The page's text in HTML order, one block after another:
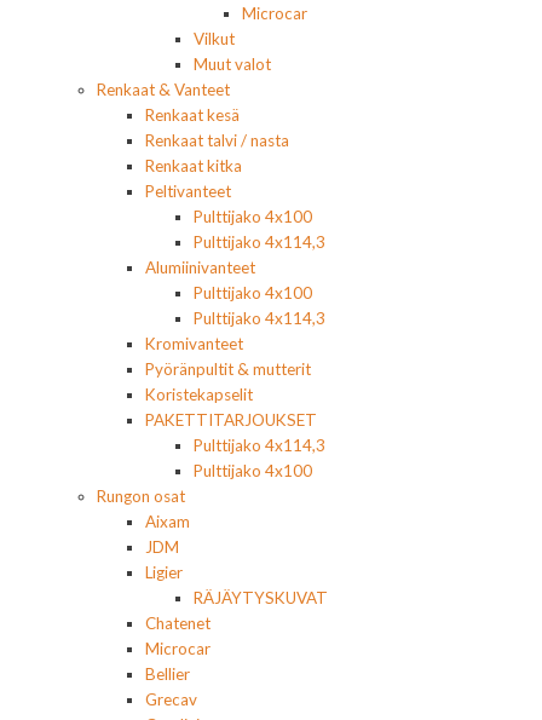
Microcar
Vilkut
Muut valot
Renkaat & Vanteet
Renkaat kesä
Renkaat talvi / nasta
Renkaat kitka
Peltivanteet
Pulttijako 4x100
Pulttijako 4x114,3
Alumiinivanteet
Pulttijako 4x100
Pulttijako 4x114,3
Kromivanteet
Pyöränpultit & mutterit
Koristekapselit
PAKETTITARJOUKSET
Pulttijako 4x114,3
Pulttijako 4x100
Rungon osat
Aixam
JDM
Ligier
RÄJÄYTYSKUVAT
Chatenet
Microcar
Bellier
Grecav